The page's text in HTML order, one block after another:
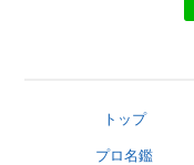
トップ
プロ名鑑